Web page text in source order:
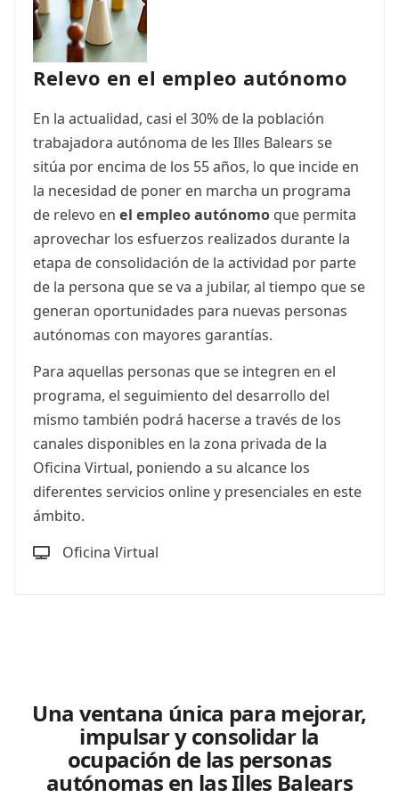
Relevo en el empleo autónomo
En la actualidad, casi el 30% de la población
trabajadora autónoma de les Illes Balears se
sitúa por encima de los 55 años, lo que incide en
la necesidad de poner en marcha un programa
de relevo en el empleo autónomo que permita
aprovechar los esfuerzos realizados durante la
etapa de consolidación de la actividad por parte
de la persona que se va a jubilar, al tiempo que se
generan oportunidades para nuevas personas
autónomas con mayores garantías.
Para aquellas personas que se integren en el
programa, el seguimiento del desarrollo del
mismo también podrá hacerse a través de los
canales disponibles en la zona privada de la
Oficina Virtual, poniendo a su alcance los
diferentes servicios online y presenciales en este
ámbito.
Oficina Virtual
Una ventana única para mejorar,
impulsar y consolidar la
ocupación de las personas
autónomas en las Illes Balears